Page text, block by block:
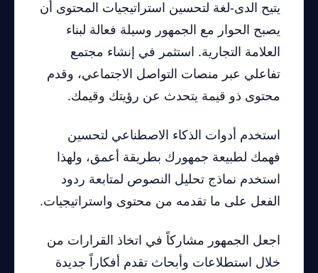
يتيح الدى-لغة لتحسين استراتيجيات المحتوى أن
يصبح الحوار مع الجمهور وسيلة فعالة لبناء
العلامة التجارية. استثمر في إنشاء مجتمع
تفاعلي عبر منصات التواصل الاجتماعي، وقدم
محتوى ذو قيمة يتحدث عن رؤيتك وقيمك.
استخدم أدوات الذكاء الاصطناعي لتحسين
فهمك لطبيعة جمهورك بطريقة أعمق، ولهذا
استخدم نماذج تحليل النصوص لمتابعة ردود
الفعل على ما تقدمه من محتوى واستراتيجيات.
اجعل الجمهور مشاركاً في اتخاذ القرارات من
خلال استطلاعات وأبحاث تقدم أفكاراً جديدة